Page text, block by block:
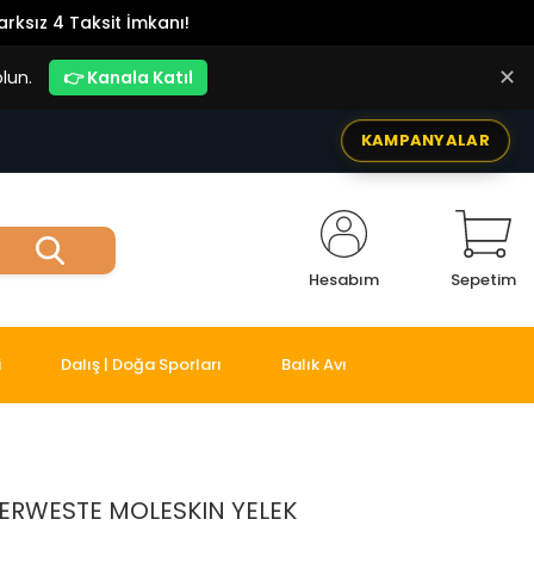
4 Taksit İmkanı!
👉 Kanala Katıl ✕
KAMPANYALAR
Hesabım Sepetim
Dalış | Doğa Sporları Balık Avı
MOLESKIN YELEK